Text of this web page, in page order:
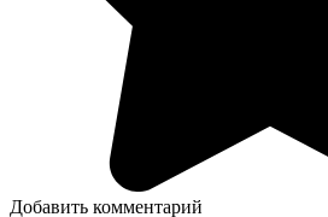
Добавить комментарий